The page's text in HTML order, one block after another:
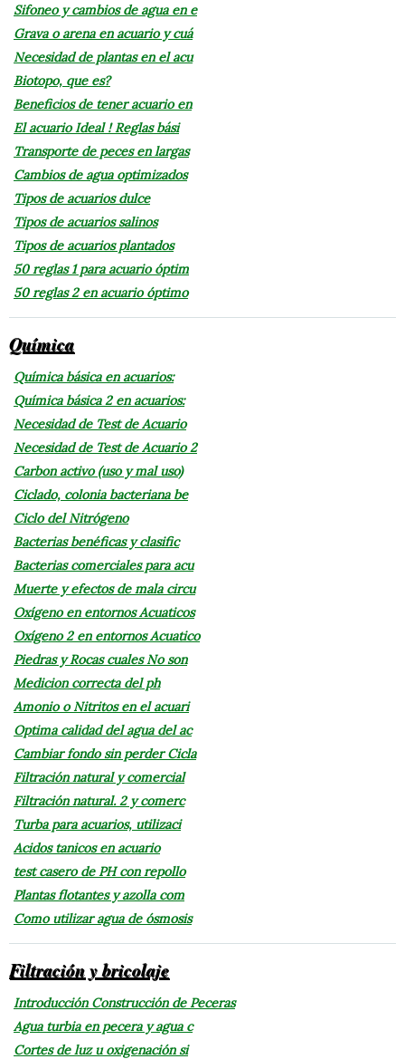
Sifoneo y cambios de agua en e
Grava o arena en acuario y cuá
Necesidad de plantas en el acu
Biotopo, que es?
Beneficios de tener acuario en
El acuario Ideal ! Reglas bási
Transporte de peces en largas
Cambios de agua optimizados
Tipos de acuarios dulce
Tipos de acuarios salinos
Tipos de acuarios plantados
50 reglas 1 para acuario óptim
50 reglas 2 en acuario óptimo
Química
Química básica en acuarios:
Química básica 2 en acuarios:
Necesidad de Test de Acuario
Necesidad de Test de Acuario 2
Carbon activo (uso y mal uso)
Ciclado, colonia bacteriana be
Ciclo del Nitrógeno
Bacterias benéficas y clasific
Bacterias comerciales para acu
Muerte y efectos de mala circu
Oxígeno en entornos Acuaticos
Oxígeno 2 en entornos Acuatico
Piedras y Rocas cuales No son
Medicion correcta del ph
Amonio o Nitritos en el acuari
Optima calidad del agua del ac
Cambiar fondo sin perder Cicla
Filtración natural y comercial
Filtración natural. 2 y comerc
Turba para acuarios, utilizaci
Acidos tanicos en acuario
test casero de PH con repollo
Plantas flotantes y azolla com
Como utilizar agua de ósmosis
Filtración y bricolaje
Introducción Construcción de Peceras
Agua turbia en pecera y agua c
Cortes de luz u oxigenación si